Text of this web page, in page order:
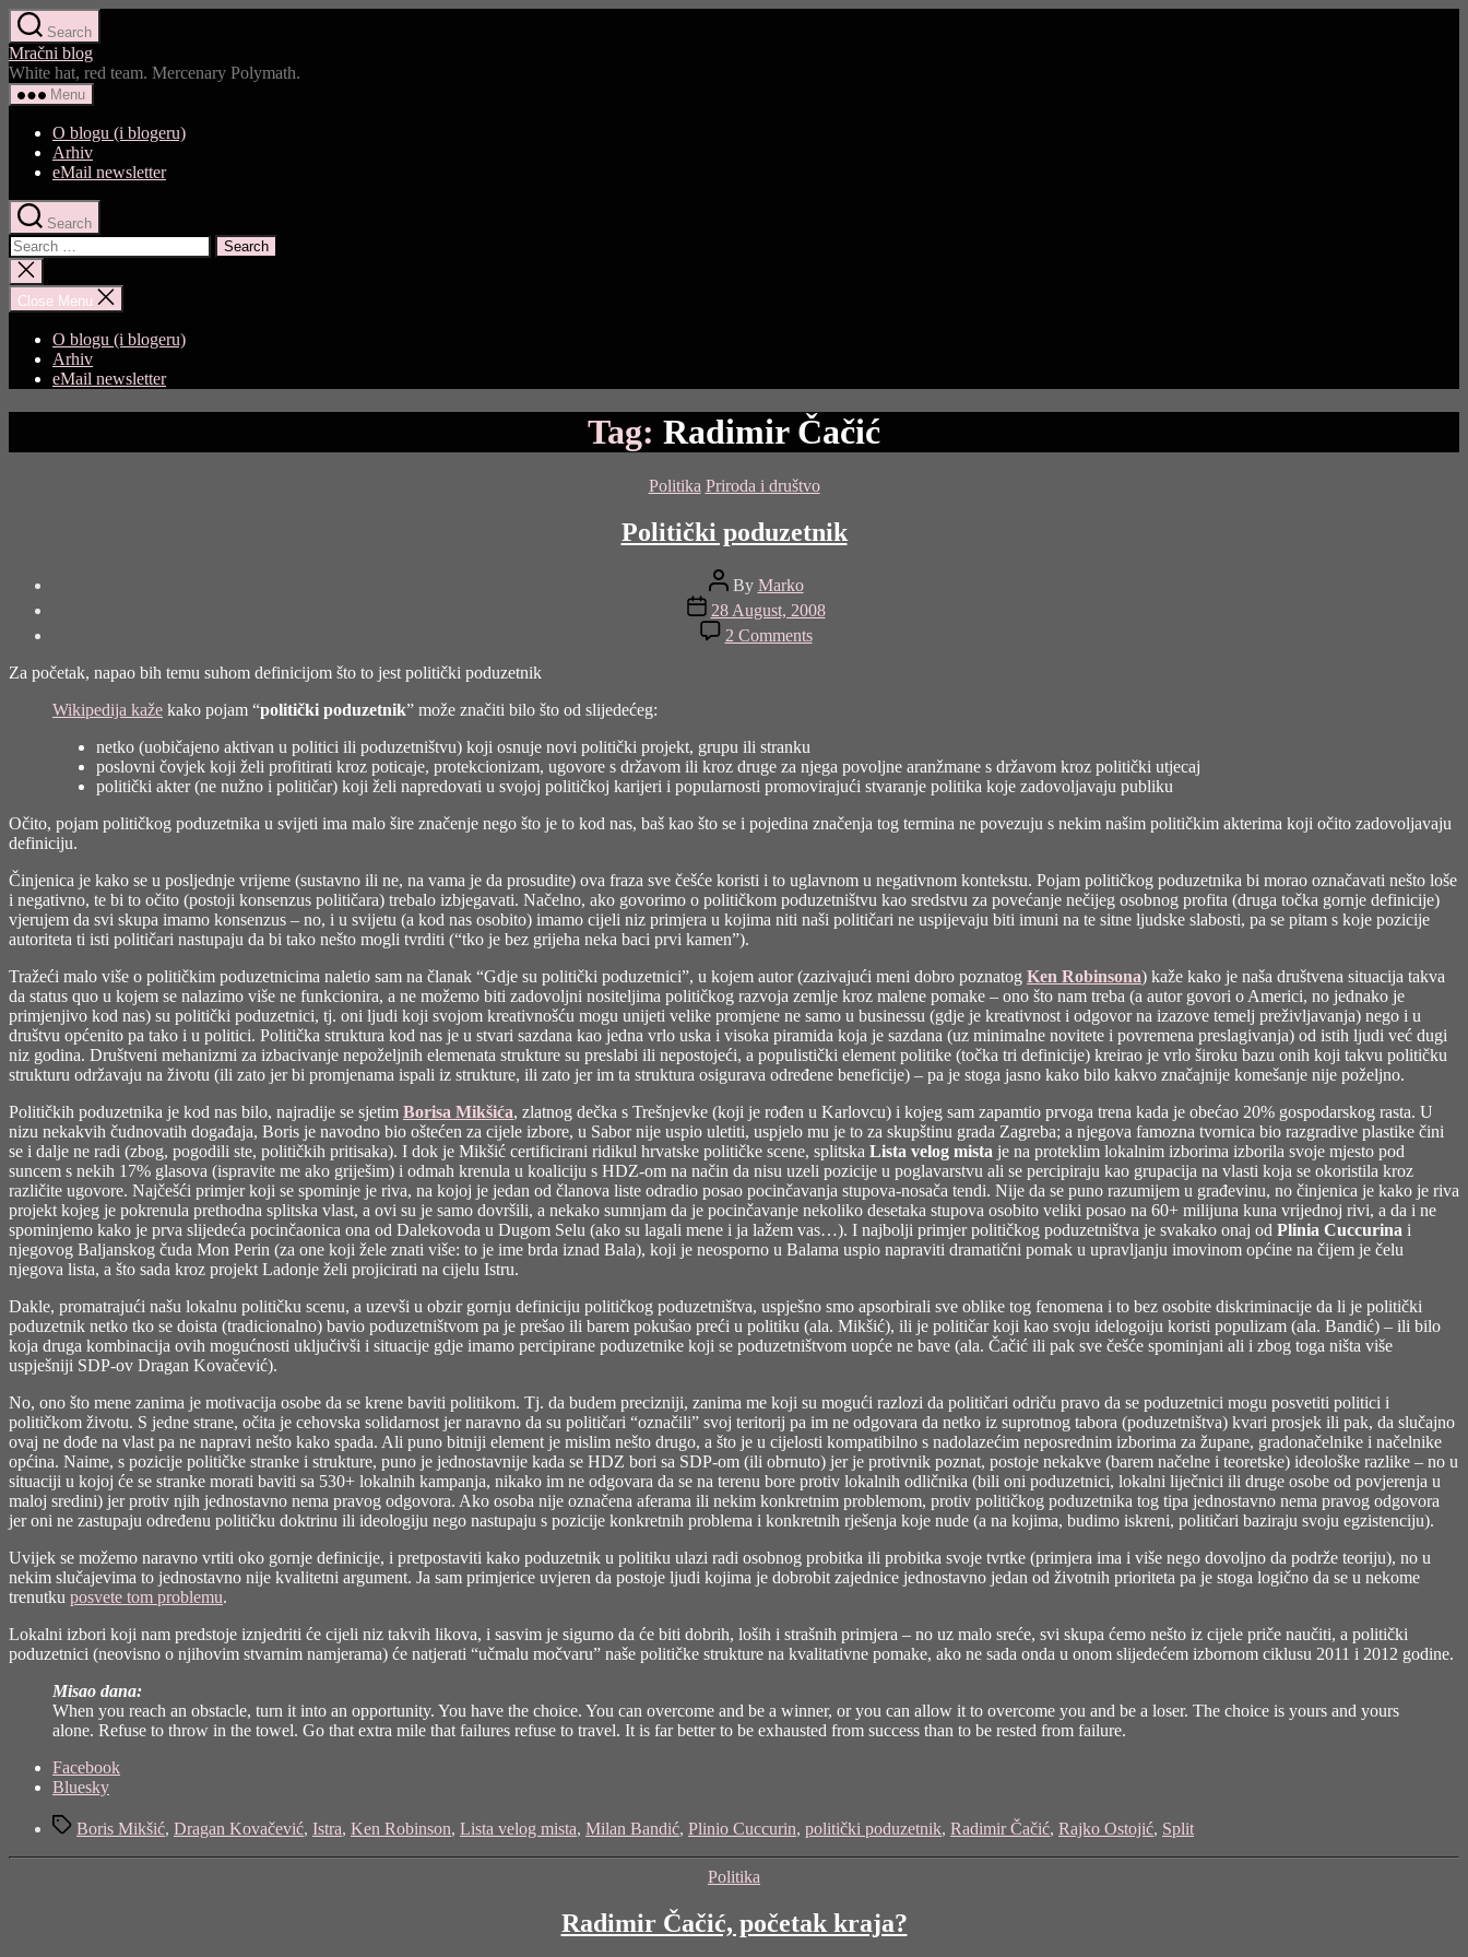
Skip
to
the
content
Search
Mračni blog
White hat, red team. Mercenary Polymath.
Menu
O blogu (i blogeru)
Arhiv
eMail newsletter
Search
Search
for:
Close
search
Close Menu
O blogu (i blogeru)
Arhiv
eMail newsletter
Tag: Radimir Čačić
Categories
Politika Priroda i društvo
Politički poduzetnik
Post
author
By Marko
Post
date
28 August, 2008
2 Commentson
Politički
Za početak, napao bih temu suhom definicijom što to jest politički poduzetnik
Wikipedija kaže kako pojam “politički poduzetnik” može značiti bilo što od slijedećeg:
netko (uobičajeno aktivan u politici ili poduzetništvu) koji osnuje novi politički projekt, grupu ili stranku
poslovni čovjek koji želi profitirati kroz poticaje, protekcionizam, ugovore s državom ili kroz druge za njega povoljne aranžmane s državom kroz politički utjecaj
politički akter (ne nužno i političar) koji želi napredovati u svojoj političkoj karijeri i popularnosti promovirajući stvaranje politika koje zadovoljavaju publiku
Očito, pojam političkog poduzetnika u svijeti ima malo šire značenje nego što je to kod nas, baš kao što se i pojedina značenja tog termina ne povezuju s nekim našim političkim akterima koji očito zadovoljavaju
definiciju.
Činjenica je kako se u posljednje vrijeme (sustavno ili ne, na vama je da prosudite) ova fraza sve češće koristi i to uglavnom u negativnom kontekstu. Pojam političkog poduzetnika bi morao označavati nešto loše
i negativno, te bi to očito (postoji konsenzus političara) trebalo izbjegavati. Načelno, ako govorimo o političkom poduzetništvu kao sredstvu za povećanje nečijeg osobnog profita (druga točka gornje definicije)
vjerujem da svi skupa imamo konsenzus – no, i u svijetu (a kod nas osobito) imamo cijeli niz primjera u kojima niti naši političari ne uspijevaju biti imuni na te sitne ljudske slabosti, pa se pitam s koje pozicije
autoriteta ti isti političari nastupaju da bi tako nešto mogli tvrditi (“tko je bez grijeha neka baci prvi kamen”).
Tražeći malo više o političkim poduzetnicima naletio sam na članak “Gdje su politički poduzetnici”, u kojem autor (zazivajući meni dobro poznatog Ken Robinsona) kaže kako je naša društvena situacija takva
da status quo u kojem se nalazimo više ne funkcionira, a ne možemo biti zadovoljni nositeljima političkog razvoja zemlje kroz malene pomake – ono što nam treba (a autor govori o Americi, no jednako je
primjenjivo kod nas) su politički poduzetnici, tj. oni ljudi koji svojom kreativnošću mogu unijeti velike promjene ne samo u businessu (gdje je kreativnost i odgovor na izazove temelj preživljavanja) nego i u
društvu općenito pa tako i u politici. Politička struktura kod nas je u stvari sazdana kao jedna vrlo uska i visoka piramida koja je sazdana (uz minimalne novitete i povremena preslagivanja) od istih ljudi već dugi
niz godina. Društveni mehanizmi za izbacivanje nepoželjnih elemenata strukture su preslabi ili nepostojeći, a populistički element politike (točka tri definicije) kreirao je vrlo široku bazu onih koji takvu političku
strukturu održavaju na životu (ili zato jer bi promjenama ispali iz strukture, ili zato jer im ta struktura osigurava određene beneficije) – pa je stoga jasno kako bilo kakvo značajnije komešanje nije poželjno.
Političkih poduzetnika je kod nas bilo, najradije se sjetim Borisa Mikšića, zlatnog dečka s Trešnjevke (koji je rođen u Karlovcu) i kojeg sam zapamtio prvoga trena kada je obećao 20% gospodarskog rasta. U
nizu nekakvih čudnovatih događaja, Boris je navodno bio oštećen za cijele izbore, u Sabor nije uspio uletiti, uspjelo mu je to za skupštinu grada Zagreba; a njegova famozna tvornica bio razgradive plastike čini
se i dalje ne radi (zbog, pogodili ste, političkih pritisaka). I dok je Mikšić certificirani ridikul hrvatske političke scene, splitska Lista velog mista je na proteklim lokalnim izborima izborila svoje mjesto pod
suncem s nekih 17% glasova (ispravite me ako griješim) i odmah krenula u koaliciju s HDZ-om na način da nisu uzeli pozicije u poglavarstvu ali se percipiraju kao grupacija na vlasti koja se okoristila kroz
različite ugovore. Najčešći primjer koji se spominje je riva, na kojoj je jedan od članova liste odradio posao pocinčavanja stupova-nosača tendi. Nije da se puno razumijem u građevinu, no činjenica je kako je riva
projekt kojeg je pokrenula prethodna splitska vlast, a ovi su je samo dovršili, a nekako sumnjam da je pocinčavanje nekoliko desetaka stupova osobito veliki posao na 60+ milijuna kuna vrijednoj rivi, a da i ne
spominjemo kako je prva slijedeća pocinčaonica ona od Dalekovoda u Dugom Selu (ako su lagali mene i ja lažem vas…). I najbolji primjer političkog poduzetništva je svakako onaj od Plinia Cuccurina i
njegovog Baljanskog čuda Mon Perin (za one koji žele znati više: to je ime brda iznad Bala), koji je neosporno u Balama uspio napraviti dramatični pomak u upravljanju imovinom općine na čijem je čelu
njegova lista, a što sada kroz projekt Ladonje želi projicirati na cijelu Istru.
Dakle, promatrajući našu lokalnu političku scenu, a uzevši u obzir gornju definiciju političkog poduzetništva, uspješno smo apsorbirali sve oblike tog fenomena i to bez osobite diskriminacije da li je politički
poduzetnik netko tko se doista (tradicionalno) bavio poduzetništvom pa je prešao ili barem pokušao preći u politiku (ala. Mikšić), ili je političar koji kao svoju idelogoiju koristi populizam (ala. Bandić) – ili bilo
koja druga kombinacija ovih mogućnosti uključivši i situacije gdje imamo percipirane poduzetnike koji se poduzetništvom uopće ne bave (ala. Čačić ili pak sve češće spominjani ali i zbog toga ništa više
uspješniji SDP-ov Dragan Kovačević).
No, ono što mene zanima je motivacija osobe da se krene baviti politikom. Tj. da budem precizniji, zanima me koji su mogući razlozi da političari odriču pravo da se poduzetnici mogu posvetiti politici i
političkom životu. S jedne strane, očita je cehovska solidarnost jer naravno da su političari “označili” svoj teritorij pa im ne odgovara da netko iz suprotnog tabora (poduzetništva) kvari prosjek ili pak, da slučajno
ovaj ne dođe na vlast pa ne napravi nešto kako spada. Ali puno bitniji element je mislim nešto drugo, a što je u cijelosti kompatibilno s nadolazećim neposrednim izborima za župane, gradonačelnike i načelnike
općina. Naime, s pozicije političke stranke i strukture, puno je jednostavnije kada se HDZ bori sa SDP-om (ili obrnuto) jer je protivnik poznat, postoje nekakve (barem načelne i teoretske) ideološke razlike – no u
situaciji u kojoj će se stranke morati baviti sa 530+ lokalnih kampanja, nikako im ne odgovara da se na terenu bore protiv lokalnih odličnika (bili oni poduzetnici, lokalni liječnici ili druge osobe od povjerenja u
maloj sredini) jer protiv njih jednostavno nema pravog odgovora. Ako osoba nije označena aferama ili nekim konkretnim problemom, protiv političkog poduzetnika tog tipa jednostavno nema pravog odgovora
jer oni ne zastupaju određenu političku doktrinu ili ideologiju nego nastupaju s pozicije konkretnih problema i konkretnih rješenja koje nude (a na kojima, budimo iskreni, političari baziraju svoju egzistenciju).
Uvijek se možemo naravno vrtiti oko gornje definicije, i pretpostaviti kako poduzetnik u politiku ulazi radi osobnog probitka ili probitka svoje tvrtke (primjera ima i više nego dovoljno da podrže teoriju), no u
nekim slučajevima to jednostavno nije kvalitetni argument. Ja sam primjerice uvjeren da postoje ljudi kojima je dobrobit zajednice jednostavno jedan od životnih prioriteta pa je stoga logično da se u nekome
trenutku posvete tom problemu.
Lokalni izbori koji nam predstoje iznjedriti će cijeli niz takvih likova, i sasvim je sigurno da će biti dobrih, loših i strašnih primjera – no uz malo sreće, svi skupa ćemo nešto iz cijele priče naučiti, a politički
poduzetnici (neovisno o njihovim stvarnim namjerama) će natjerati “učmalu močvaru” naše političke strukture na kvalitativne pomake, ako ne sada onda u onom slijedećem izbornom ciklusu 2011 i 2012 godine.
Misao dana:
When you reach an obstacle, turn it into an opportunity. You have the choice. You can overcome and be a winner, or you can allow it to overcome you and be a loser. The choice is yours and yours
alone. Refuse to throw in the towel. Go that extra mile that failures refuse to travel. It is far better to be exhausted from success than to be rested from failure.
Share
"Politički
Facebook
Bluesky
TagsBoris Mikšić, Dragan Kovačević, Istra, Ken Robinson, Lista velog mista, Milan Bandić, Plinio Cuccurin, politički poduzetnik, Radimir Čačić, Rajko Ostojić, Split
Categories
Politika
Radimir Čačić, početak kraja?